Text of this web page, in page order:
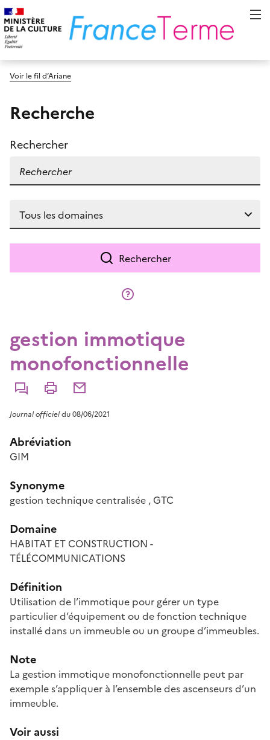
Voir le fil d’Ariane
Recherche
Rechercher
Rechercher
gestion immotique
monofonctionnelle
CommenterImprimerPartager par courriel
Journal officieldu 08/06/2021
Abréviation
GIM
Synonyme
gestion technique centralisée ,GTC
Domaine
HABITAT ET CONSTRUCTION -
TÉLÉCOMMUNICATIONS
Définition
Utilisation de l’immotique pour gérer un type
particulier d’équipement ou de fonction technique
installé dans un immeuble ou un groupe d’immeubles.
Note
La gestion immotique monofonctionnelle peut par
exemple s’appliquer à l’ensemble des ascenseurs d’un
immeuble.
Voir aussi